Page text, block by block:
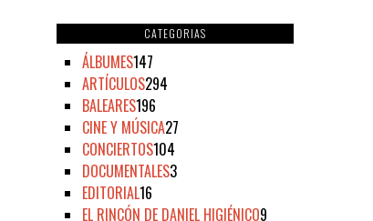
CATEGORIAS
ÁLBUMES147
ARTÍCULOS294
BALEARES196
CINE Y MÚSICA27
CONCIERTOS104
DOCUMENTALES3
EDITORIAL16
EL RINCÓN DE DANIEL HIGIÉNICO9